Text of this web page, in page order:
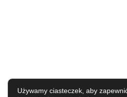
Używamy ciasteczek, aby